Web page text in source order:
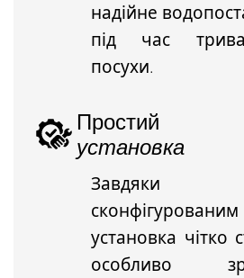
надійне
під час
посухи.
Простий
установка
Завдяки
установка чітко
особливо